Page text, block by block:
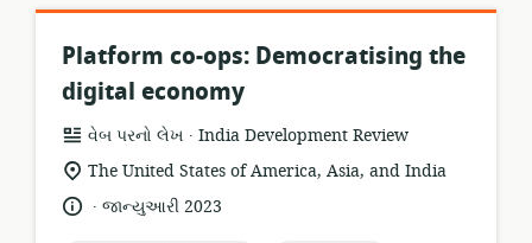
Platform co-ops: Democratising the
digital economy
સંસાધન
બંધારણ:
વેબ પરનો લેખ .
પ્રકાશક:
India Development Review
સુસંગતતા
The United States of America, Asia, and India
ભાષા:.
પ્રકાશન
જાન્યુઆરી 2023